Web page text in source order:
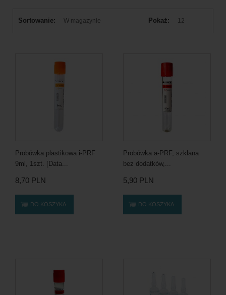
Sortowanie: W magazynie Pokaż: 12
Probówka plastikowa i-PRF
9ml, 1szt. [Data...
8,70 PLN
DO KOSZYKA
Probówka a-PRF, szklana
bez dodatków,...
5,90 PLN
DO KOSZYKA